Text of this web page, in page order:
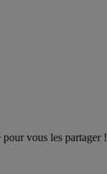
vous les partager !